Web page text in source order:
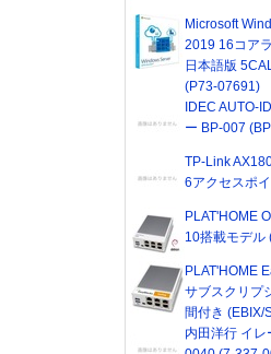
Microsoft
2019 16コア
日本語版
(P73-07691)
IDEC AUTO-
ー BP-007
TP-Link
6アクセスポ
PLAT'HOME
10搭載モデル
PLAT'HOME
サブスクリプ
間付き (EBIX/
内田洋行 イ